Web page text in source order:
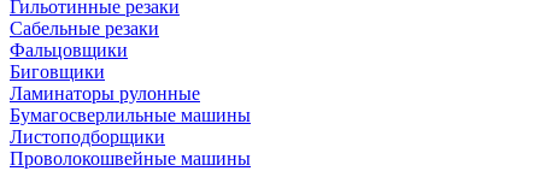
Гильотинные резаки
Сабельные резаки
Фальцовщики
Биговщики
Ламинаторы рулонные
Бумагосверлильные машины
Листоподборщики
Проволокошвейные машины